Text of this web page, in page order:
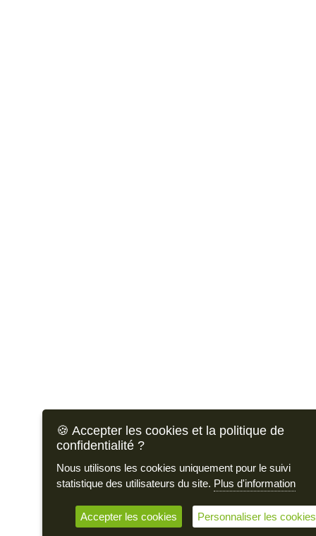
🍪 Accepter les cookies et la politique de
confidentialité ?
Nous utilisons les cookies uniquement pour le suivi
statistique des utilisateurs du site. Plus d'information
Accepter les cookies Personnaliser les cookies